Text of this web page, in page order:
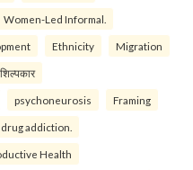
Women-Led Informal.
Ethnicity Migration
शिल्पकार
psychoneurosis Framing
drug addiction.
Health